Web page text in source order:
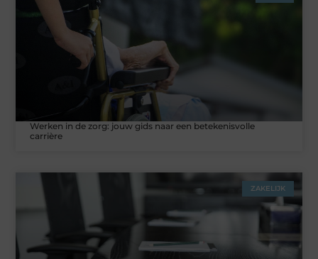
Werken in de zorg: jouw gids naar een betekenisvolle
carrière
ZAKELIJK